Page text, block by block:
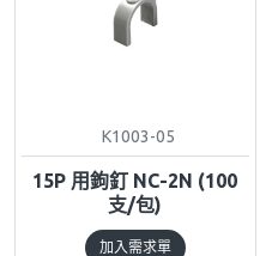
K1003-05
15P 用鉤釘 NC-2N (100
支/包)
加入需求單